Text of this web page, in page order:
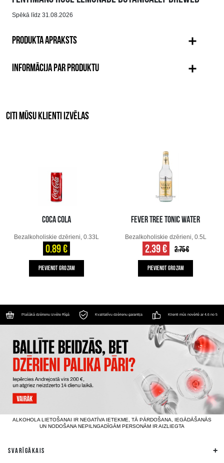
Spēkā līdz 31.08.2026
PRODUKTA APRAKSTS
INFORMĀCIJA PAR PRODUKTU
CITI MŪSU KLIENTI IZVĒLAS
COCA COLA
Bezalkoholiskie dzērieni, 0.33L
0.89 €
PIEVIENOT GROZAM
FEVER TREE TONIC WATER
Bezalkoholiskie dzērieni, 0.5L
2.39 € 2.75 €
PIEVIENOT GROZAM
Plašākā dzērienu izvēle Rīgā Kvalitatīvu dzērienu garantija Klienti mūs novērtē ar 4.6 no 5
ALKOHOLA LIETOŠANAI IR NEGATĪVA IETEKME, TĀ PĀRDOŠANA, IEGĀDĀŠANĀS
UN NODOŠANA NEPILNGADĪGĀM PERSONĀM IR AIZLIEGTA
SVARĪGĀKAIS